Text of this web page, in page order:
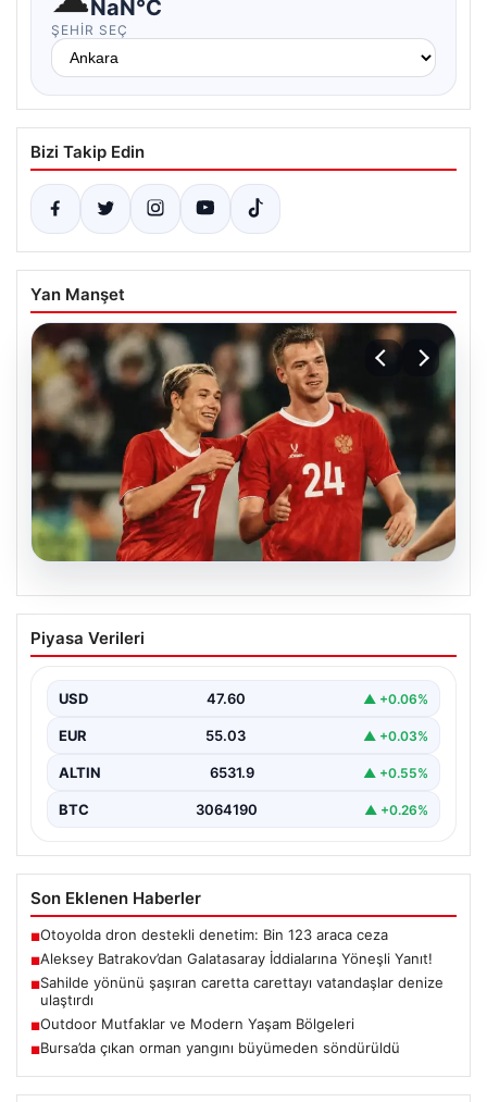
NaN°C
ŞEHIR SEÇ
Bizi Takip Edin
Yan Manşet
05.08.2026
Aleksey Batrakov’dan Galatasaray
İddialarına Yöneşli Yanıt!
genç futbolcu Aleksey Batrakov, adı Galatasaray ile…
Piyasa Verileri
USD 47.60 ▲ +0.06%
EUR 55.03 ▲ +0.03%
ALTIN 6531.9 ▲ +0.55%
BTC 3064190 ▲ +0.26%
Son Eklenen Haberler
■Otoyolda dron destekli denetim: Bin 123 araca ceza
■Aleksey Batrakov’dan Galatasaray İddialarına Yöneşli Yanıt!
■Sahilde yönünü şaşıran caretta carettayı vatandaşlar denize
ulaştırdı
■Outdoor Mutfaklar ve Modern Yaşam Bölgeleri
■Bursa’da çıkan orman yangını büyümeden söndürüldü